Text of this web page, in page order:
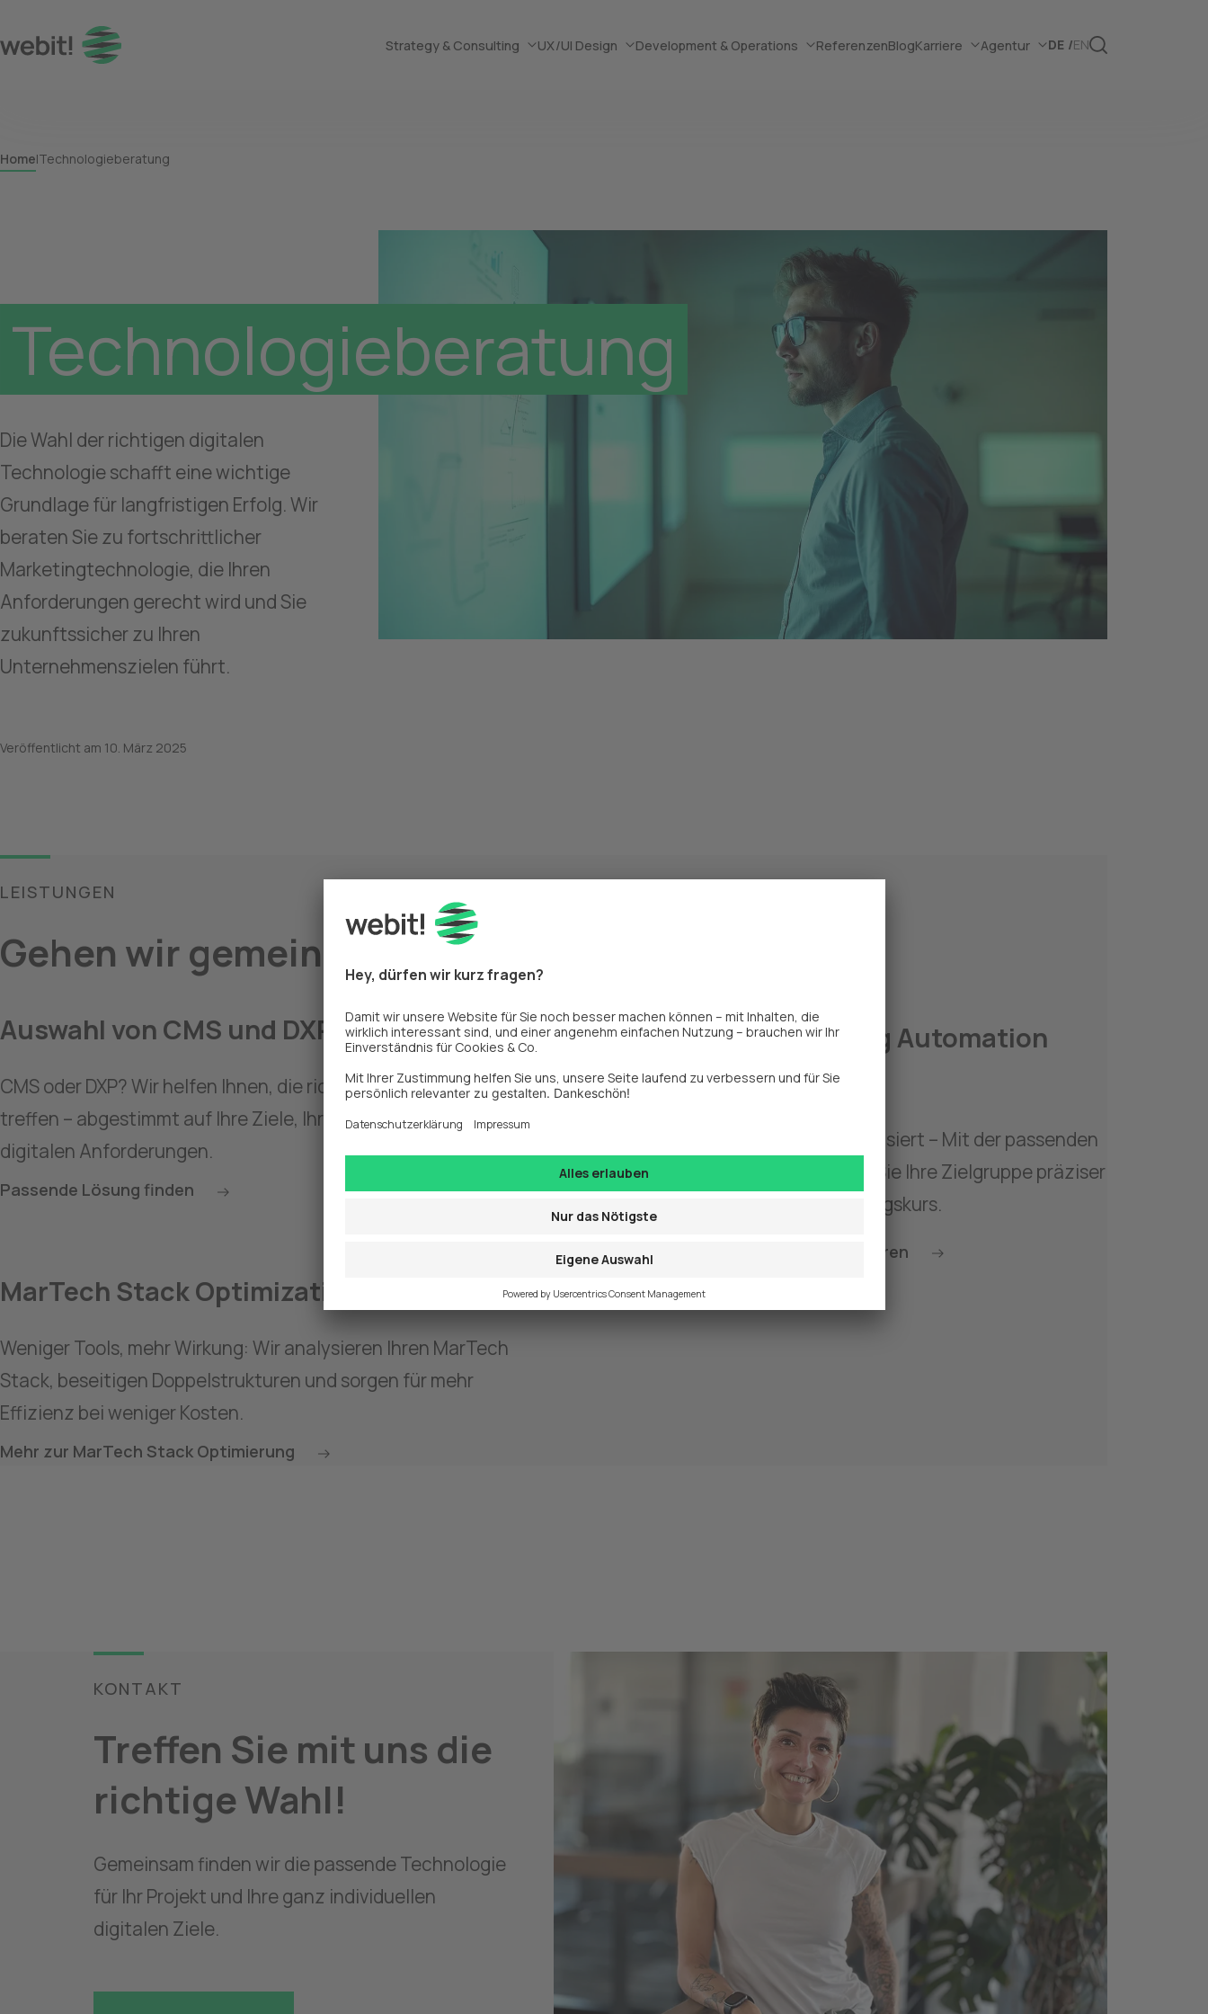
Strategy & Consulting UX/UI Design Development & Operations ReferenzenBlogKarriere Agentur DE EN
Home Technologieberatung
Technologieberatung
Die Wahl der richtigen digitalen
Technologie schafft eine wichtige
Grundlage für langfristigen Erfolg. Wir
beraten Sie zu fortschrittlicher
Marketingtechnologie, die Ihren
Anforderungen gerecht wird und Sie
zukunftssicher zu Ihren
Unternehmenszielen führt.
Veröffentlicht am 10. März 2025
LEISTUNGEN
Gehen wir gemeinsam den nächsten Schritt!
Auswahl von CMS und DXP
CMS oder DXP? Wir helfen Ihnen, die richtige Entscheidung zu
treffen – abgestimmt auf Ihre Ziele, Ihre Zielgruppen und Ihre
digitalen Anforderungen.
Passende Lösung finden
Auswahl eines Marketing Automation
Tools
Effizient, personalisiert und datenbasiert – Mit der passenden
Automatisierungslösung erreichen Sie Ihre Zielgruppe präziser
und bringen Ihre Kampagne auf Erfolgskurs.
Jetzt mehr über geeignete Tools erfahren
MarTech Stack Optimization
Weniger Tools, mehr Wirkung: Wir analysieren Ihren MarTech
Stack, beseitigen Doppelstrukturen und sorgen für mehr
Effizienz bei weniger Kosten.
Mehr zur MarTech Stack Optimierung
KONTAKT
Treffen Sie mit uns die
richtige Wahl!
Gemeinsam finden wir die passende Technologie
für Ihr Projekt und Ihre ganz individuellen
digitalen Ziele.